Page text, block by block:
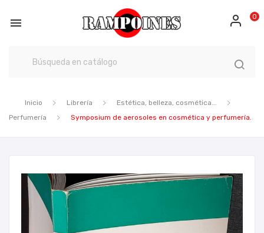
 0
Inicio Librería
Estética, belleza, cosmética...
Perfumería
Symposium de aerosoles en cosmética y perfumería.